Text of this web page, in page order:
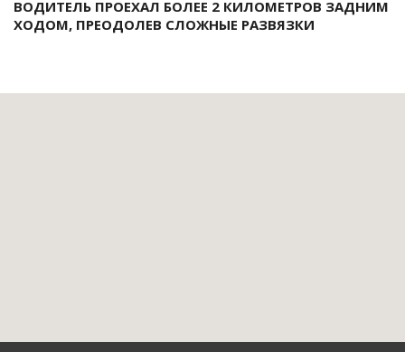
ВОДИТЕЛЬ ПРОЕХАЛ БОЛЕЕ 2 КИЛОМЕТРОВ ЗАДНИМ
ХОДОМ, ПРЕОДОЛЕВ СЛОЖНЫЕ РАЗВЯЗКИ